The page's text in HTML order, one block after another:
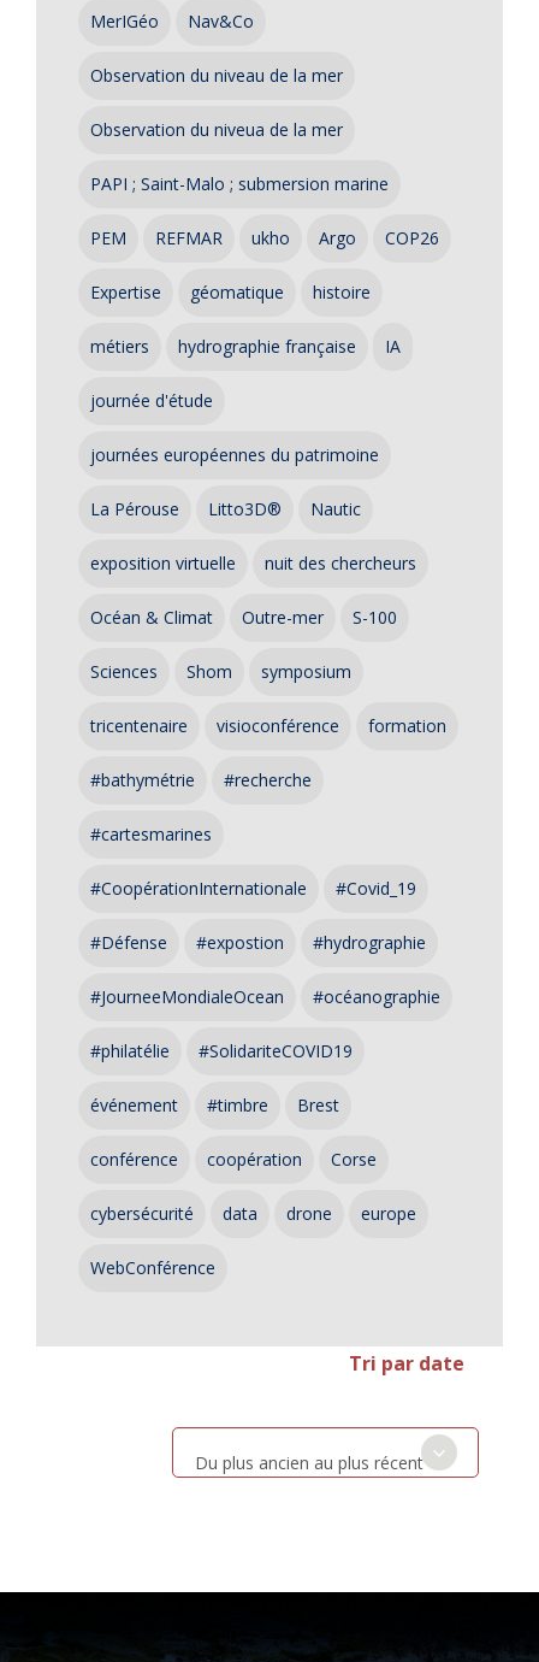
MerIGéo Nav&Co
Observation du niveau de la mer
Observation du niveua de la mer
PAPI ; Saint-Malo ; submersion marine
PEM REFMAR ukho Argo COP26
Expertise géomatique histoire
métiers hydrographie française IA
journée d'étude
journées européennes du patrimoine
La Pérouse Litto3D® Nautic
exposition virtuelle nuit des chercheurs
Océan & Climat Outre-mer S-100
Sciences Shom symposium
tricentenaire visioconférence formation
#bathymétrie #recherche
#cartesmarines
#CoopérationInternationale #Covid_19
#Défense #expostion #hydrographie
#JourneeMondialeOcean #océanographie
#philatélie #SolidariteCOVID19
événement #timbre Brest
conférence coopération Corse
cybersécurité data drone europe
WebConférence
Tri par date
Du plus ancien au plus récent